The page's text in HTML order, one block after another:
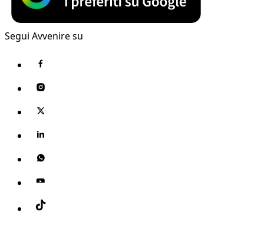
Segui Avvenire su